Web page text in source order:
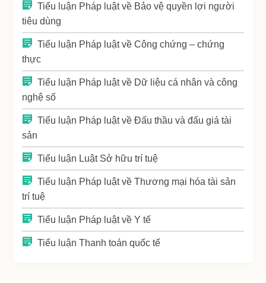
Tiểu luận Pháp luật về Bảo vệ quyền lợi người
tiêu dùng
Tiểu luận Pháp luật về Công chứng – chứng
thực
Tiểu luận Pháp luật về Dữ liệu cá nhân và công
nghệ số
Tiểu luận Pháp luật về Đấu thầu và đấu giá tài
sản
Tiểu luận Luật Sở hữu trí tuệ
Tiểu luận Pháp luật về Thương mại hóa tài sản
trí tuệ
Tiểu luận Pháp luật về Y tế
Tiểu luận Thanh toán quốc tế